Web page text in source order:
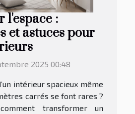
l'espace :
et astuces pour
2025 00:48
intérieur spacieux même
carrés se font rares ?
transformer un